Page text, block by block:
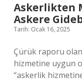
Askerlikten
Askere
Tarih: Ocak 16, 2025
Çürük raporu
hizmetine uygun
“askerlik